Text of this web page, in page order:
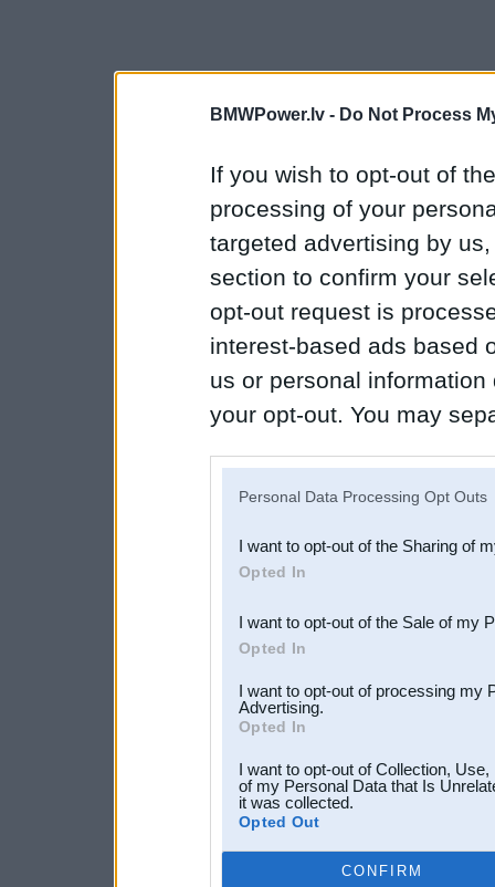
BMWPower.lv - Do Not Process
If you wish to opt-out of
processing of your
targeted advertising by
section to confirm your
opt-out request is
interest-based ads based
us or personal
your opt-out. You may
Downstream Participants
third parties.
Personal Data Processing Opt Outs
I want to opt-out of the Sharing of
Opted In
I want to opt-out of the Sale of my
Opted In
I want to opt-out of processing my
Advertising.
Opted In
I want to opt-out of Collection,
of my Personal Data that Is
it was collected.
Opted Out
CONFIRM